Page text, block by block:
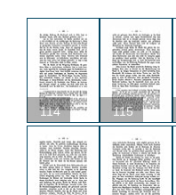
114 115